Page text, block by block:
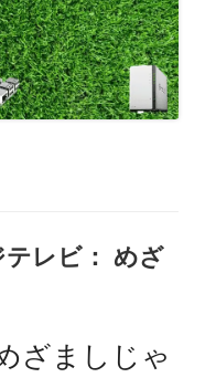
レビ： めざ
ざましじゃ